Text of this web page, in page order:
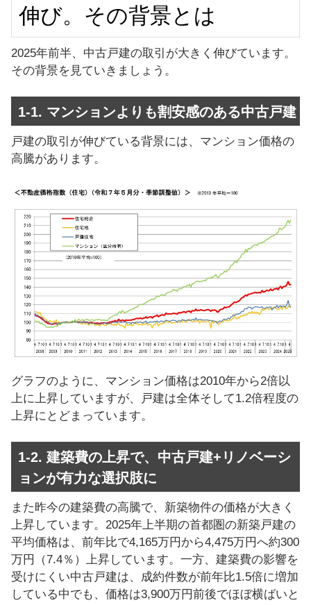
伸び。その背景とは
2025年前半、中古戸建の取引が大きく伸びています。
その背景を見ていきましょう。
1-1. マンションよりも割安感のある中古戸建
戸建の取引が伸びている背景には、マンション価格の
高騰があります。
グラフのように、マンション価格は2010年から2倍以
上に上昇していますが、戸建は全体そして1.2倍程度の
上昇にとどまっています。
1-2. 建築費の上昇で、中古戸建+リノベーシ
ョンが有力な選択肢に
また昨今の建築費の高騰で、新築物件の価格が大きく
上昇しています。2025年上半期の首都圏の新築戸建の
平均価格は、前年比で4,165万円から4,475万円へ約300
万円（7.4％）上昇しています。一方、建築費の影響を
受けにくい中古戸建は、成約件数が前年比1.5倍に増加
している中でも、価格は3,900万円前後でほぼ横ばいと